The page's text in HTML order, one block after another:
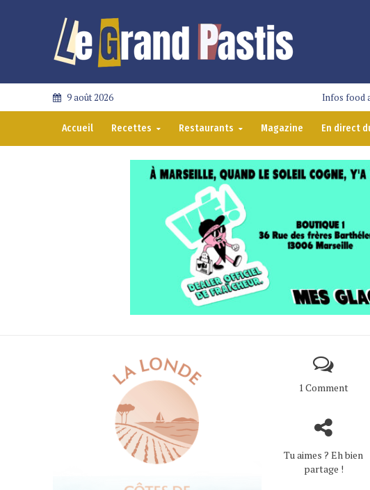
9 août 2026 Infos food
Accueil Recettes Restaurants Magazine En direct
1 Comment
Tu aimes ? Eh bien
partage !